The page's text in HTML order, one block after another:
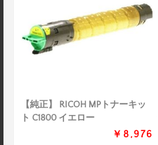
【純正】 RICOH MPトナーキッ
ト C1800 イエロー
￥8,976